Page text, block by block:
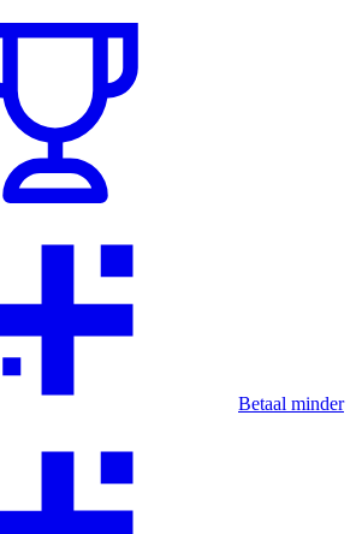
Betaal minder